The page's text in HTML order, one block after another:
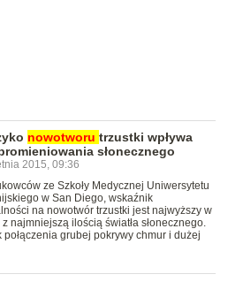
nowotworu trzustki wpływa
słonecznego
2015, 09:36
ze Szkoły Medycznej Uniwersytetu
w San Diego, wskaźnik
na nowotwór trzustki jest najwyższy w
z najmniejszą ilością światła słonecznego.
połączenia grubej pokrywy chmur i dużej